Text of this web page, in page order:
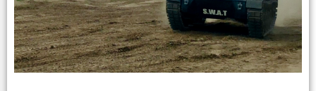
TOP VENTE TOP VENTE